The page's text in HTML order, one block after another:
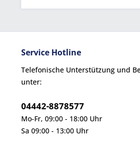
Service Hotline
Telefonische Unterstützung und
unter:
04442-8878577
Mo-Fr, 09:00 - 18:00 Uhr
Sa 09:00 - 13:00 Uhr